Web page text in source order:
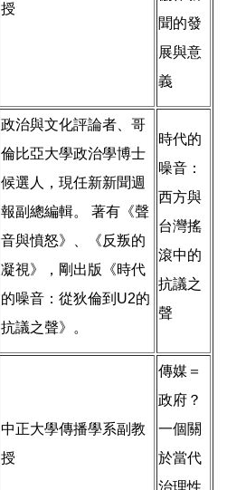
授
聞的發
展與意
義
政治與文化評論者、哥
倫比亞大學政治學博士
候選人，現任新新聞週
報副總編輯。 著有《聲
音與憤怒》、《反叛的
凝視》，剛出版《時代
的噪音：從狄倫到U2的
抗議之聲》。
時代的
噪音：
西方與
台灣搖
滾中的
抗議之
聲
中正大學傳播學系副教
授
傳媒＝
政府？
一個關
於當代
治理性